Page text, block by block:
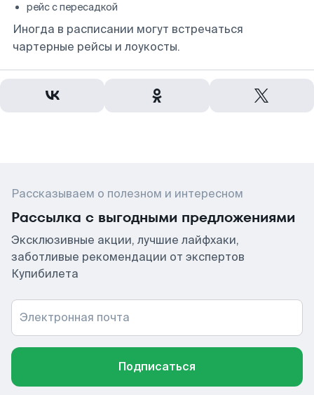
рейс с пересадкой
Иногда в расписании могут встречаться
чартерные рейсы и лоукосты.
Рассказываем о полезном и интересном
Рассылка с выгодными предложениями
Эксклюзивные акции, лучшие лайфхаки,
заботливые рекомендации от экспертов
Купибилета
Электронная почта
Подписаться